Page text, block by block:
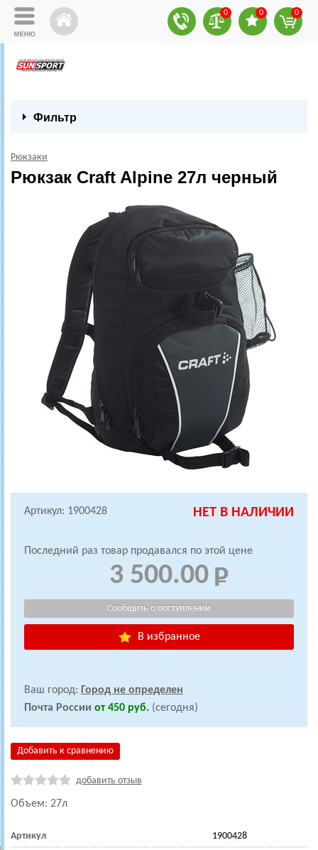
0 0 0
Фильтр
Рюкзаки
Рюкзак Craft Alpine 27л черный
Артикул: 1900428 НЕТ В НАЛИЧИИ
Последний раз товар продавался по этой цене
3 500.00
В избранное
Ваш город: Город не определен
Почта России от 450 руб. (сегодня)
Добавить к сравнению
добавить отзыв
Объем: 27л
Артикул 1900428